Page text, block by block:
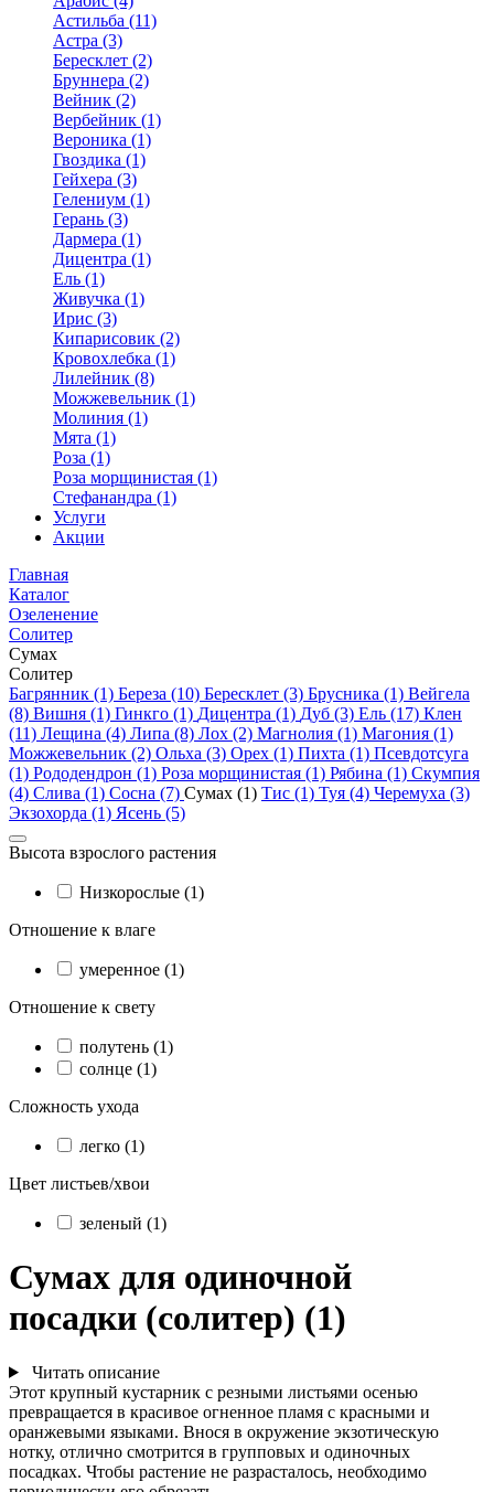
Астильба (11)
Астра (3)
Бересклет (2)
Бруннера (2)
Вейник (2)
Вербейник (1)
Вероника (1)
Гвоздика (1)
Гейхера (3)
Гелениум (1)
Герань (3)
Дармера (1)
Дицентра (1)
Ель (1)
Живучка (1)
Ирис (3)
Кипарисовик (2)
Кровохлебка (1)
Лилейник (8)
Можжевельник (1)
Молиния (1)
Мята (1)
Роза (1)
Роза морщинистая (1)
Стефанандра (1)
Услуги
Акции
Главная
Каталог
Озеленение
Солитер
Сумах
Солитер
Багрянник (1) Береза (10) Бересклет (3) Брусника (1) Вейгела
(8) Вишня (1) Гинкго (1) Дицентра (1) Дуб (3) Ель (17) Клен
(11) Лещина (4) Липа (8) Лох (2) Магнолия (1) Магония (1)
Можжевельник (2) Ольха (3) Орех (1) Пихта (1) Псевдотсуга
(1) Рододендрон (1) Роза морщинистая (1) Рябина (1) Скумпия
(4) Слива (1) Сосна (7) Сумах (1) Тис (1) Туя (4) Черемуха (3)
Экзохорда (1) Ясень (5)
Высота взрослого растения
Низкорослые (1)
Отношение к влаге
умеренное (1)
Отношение к свету
полутень (1)
солнце (1)
Сложность ухода
легко (1)
Цвет листьев/хвои
зеленый (1)
Сумах для одиночной
посадки (солитер) (1)
Читать описание
Этот крупный кустарник с резными листьями осенью
превращается в красивое огненное пламя с красными и
оранжевыми языками. Внося в окружение экзотическую
нотку, отлично смотрится в групповых и одиночных
посадках. Чтобы растение не разрасталось, необходимо